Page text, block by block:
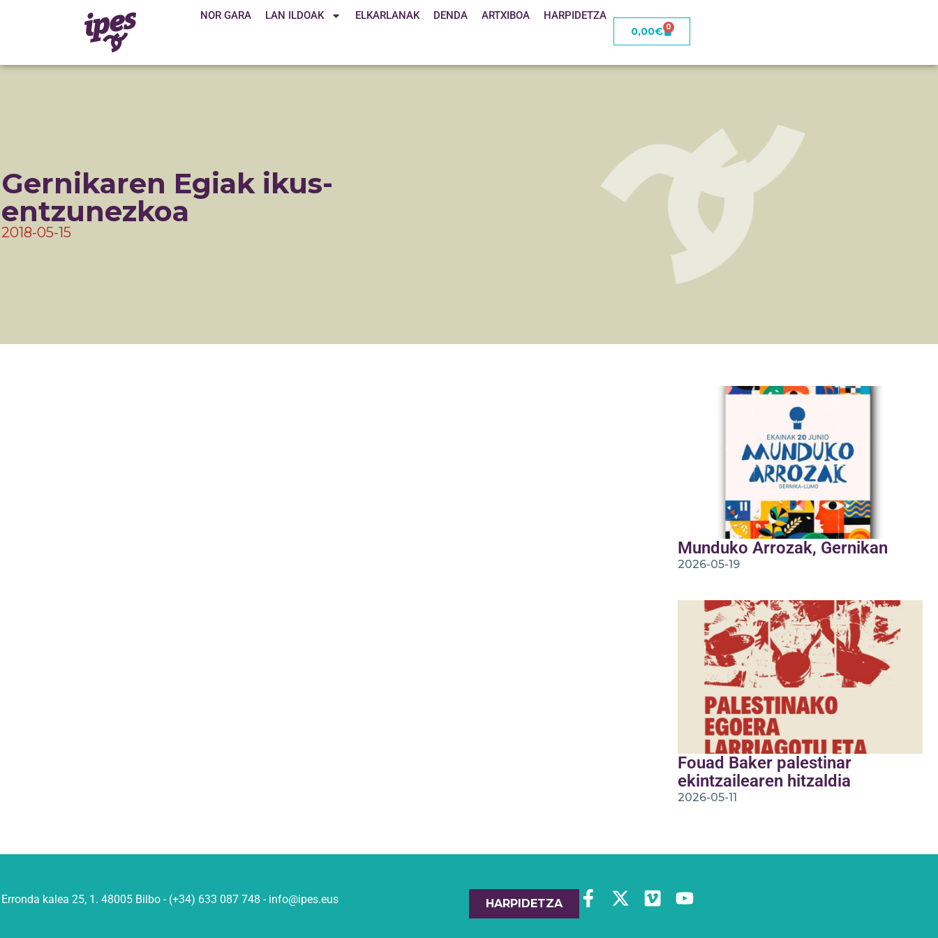
NOR GARA LAN ILDOAK ELKARLANAK DENDA ARTXIBOA
HARPIDETZA
0,00€ 0
Gernikaren Egiak ikus-
entzunezkoa
2018-05-15
Munduko Arrozak, Gernikan
2026-05-19
Fouad Baker palestinar
ekintzailearen hitzaldia
2026-05-11
Erronda kalea 25, 1. 48005 Bilbo - (+34) 633 087 748 - info@ipes.eus HARPIDETZA